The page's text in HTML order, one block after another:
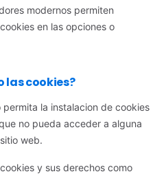
modernos permiten
en las opciones o
las cookies?
permita la instalacion de cookies
no pueda acceder a alguna
web.
y sus derechos como